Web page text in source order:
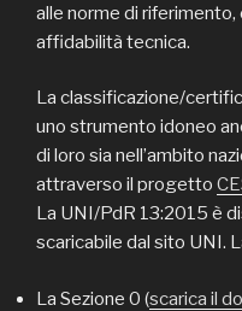
alle norme di
affidabilità tecnica.
La classificazione/
uno strumento idoneo
di loro sia nell’ambito
attraverso il progetto
La UNI/PdR 13:2015 è
scaricabile dal sito UNI.
La Sezione 0 (scarica il